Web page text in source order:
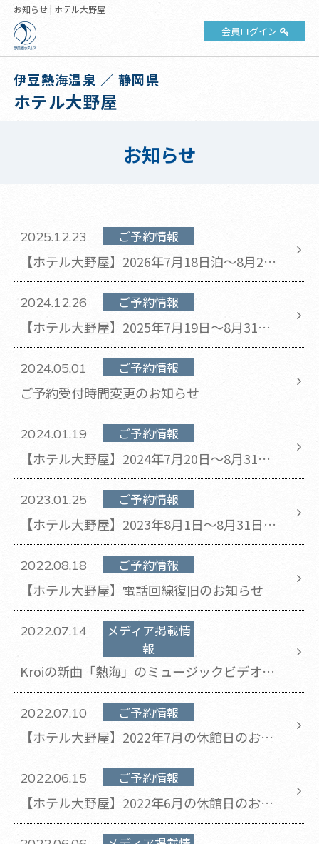
お知らせ | ホテル大野屋
会員ログイン
伊豆熱海温泉 ／ 静岡県
ホテル大野屋
お知らせ
2025.12.23 ご予約情報
​【ホテル大野屋】2026年7月18日泊～8月29
日泊のチェックアウト時間が11時から10時に
変更となります。
2024.12.26 ご予約情報
【ホテル大野屋】2025年7月19日～8月31日
のチェックアウト時間が11時から10時に変更
となります。
2024.05.01 ご予約情報
ご予約受付時間変更のお知らせ
2024.01.19 ご予約情報
【ホテル大野屋】2024年7月20日～8月31日
のチェックアウト時間が11時から10時に変更
となります。
2023.01.25 ご予約情報
【ホテル大野屋】2023年8月1日～8月31日の
チェックアウト時間が11時から10時に変更と
なります。
2022.08.18 ご予約情報
【ホテル大野屋】電話回線復旧のお知らせ
2022.07.14
メディア掲載情
報
Kroiの新曲「熱海」のミュージックビデオ撮
影でホテル大野屋をご利用いただきました。
2022.07.10 ご予約情報
【ホテル大野屋】2022年7月の休館日のお知
らせ(2022年7月10日 更新)
2022.06.15 ご予約情報
【ホテル大野屋】2022年6月の休館日のお知
らせ